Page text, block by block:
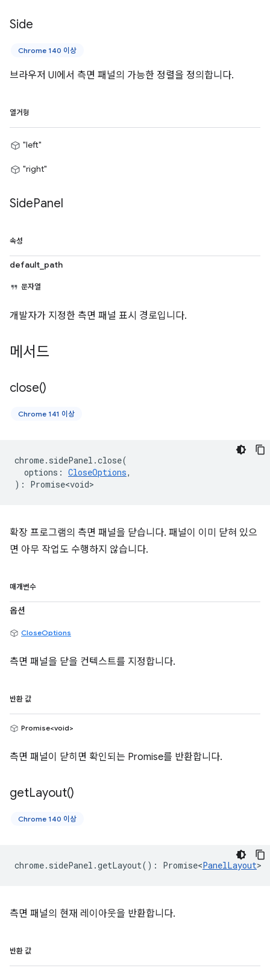
Side
Chrome 140 이상
브라우저 UI에서 측면 패널의 가능한 정렬을 정의합니다.
열거형
"left"
"right"
SidePanel
속성
default_path
문자열
개발자가 지정한 측면 패널 표시 경로입니다.
메서드
close()
Chrome 141 이상
chrome. sidePanel .close(
options : CloseOptions,
) : Promise<void>
확장 프로그램의 측면 패널을 닫습니다. 패널이 이미 닫혀 있으
면 아무 작업도 수행하지 않습니다.
매개변수
옵션
CloseOptions
측면 패널을 닫을 컨텍스트를 지정합니다.
반환 값
Promise<void>
측면 패널이 닫히면 확인되는 Promise를 반환합니다.
getLayout()
Chrome 140 이상
chrome. sidePanel .getLayout() : Promise<PanelLayout>
측면 패널의 현재 레이아웃을 반환합니다.
반환 값